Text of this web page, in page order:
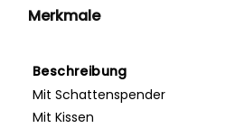
Merkmale
Beschreibung
Mit Schattenspender
Mit Kissen